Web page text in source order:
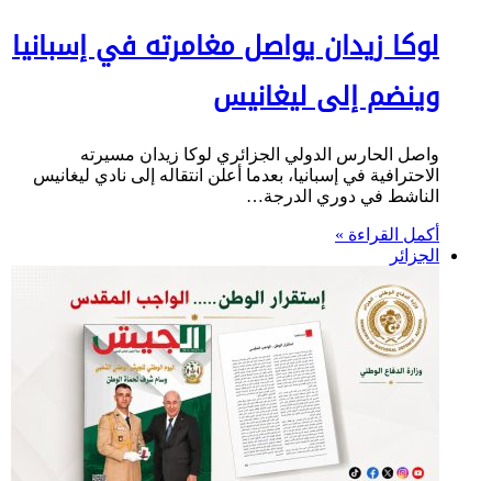
لوكا زيدان يواصل مغامرته في إسبانيا
وينضم إلى ليغانيس
واصل الحارس الدولي الجزائري لوكا زيدان مسيرته
الاحترافية في إسبانيا، بعدما أعلن انتقاله إلى نادي ليغانيس
الناشط في دوري الدرجة…
أكمل القراءة »
الجزائر